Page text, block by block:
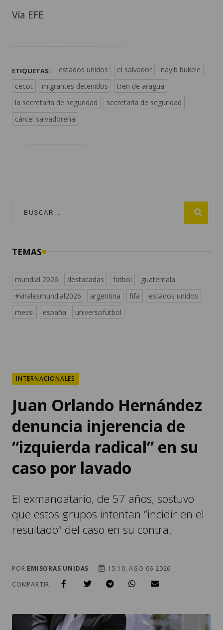
Vía EFE
ETIQUETAS: estados unidos el salvador
nayib bukele
cecot
migrantes detenidos
tren de aragua
la secretaria de seguridad
secretaria de seguridad
cárcel salvadoreña
TEMAS
mundial 2026 destacadas fútbol
guatemala
#viralesmundial2026
argentina fifa
estados unidos
messi
españa universofutbol
INTERNACIONALES
Juan Orlando Hernández
denuncia injerencia de
“izquierda radical” en su
caso por lavado
El exmandatario, de 57 años, sostuvo
que estos grupos intentan “incidir en el
resultado” del caso en su contra.
POR EMISORAS UNIDAS
15:10, AGO 06 2026
COMPARTIR: